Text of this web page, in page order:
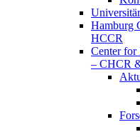
Hamburg
HCCR
Center for
– CHCR